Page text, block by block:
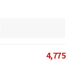
4,775